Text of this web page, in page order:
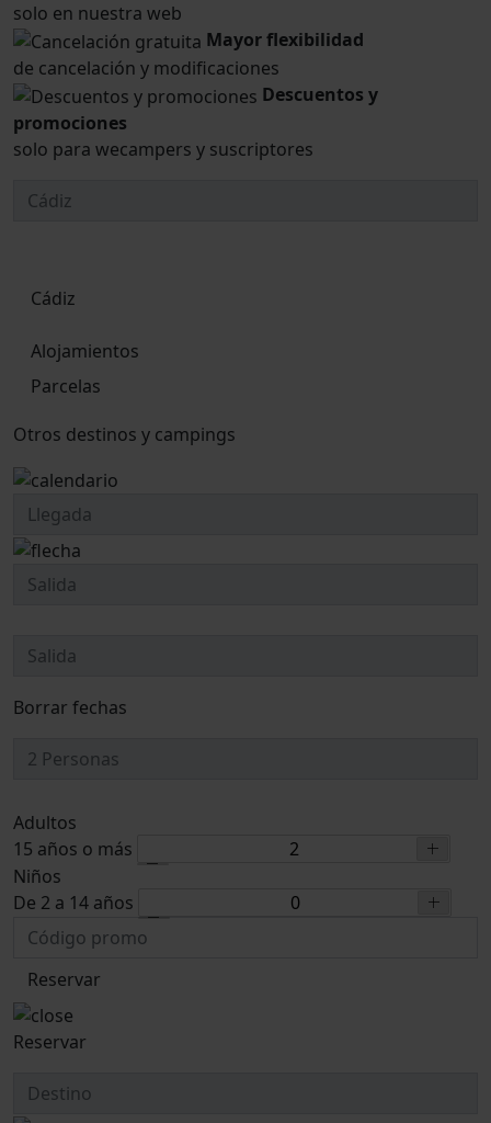
solo en nuestra web
Mayor flexibilidad
de cancelación y modificaciones
Descuentos y
promociones
solo para wecampers y suscriptores
Cádiz
Alojamientos
Parcelas
Otros destinos y campings
Borrar fechas
Adultos
15 años o más
Niños
De 2 a 14 años
Reservar
Reservar